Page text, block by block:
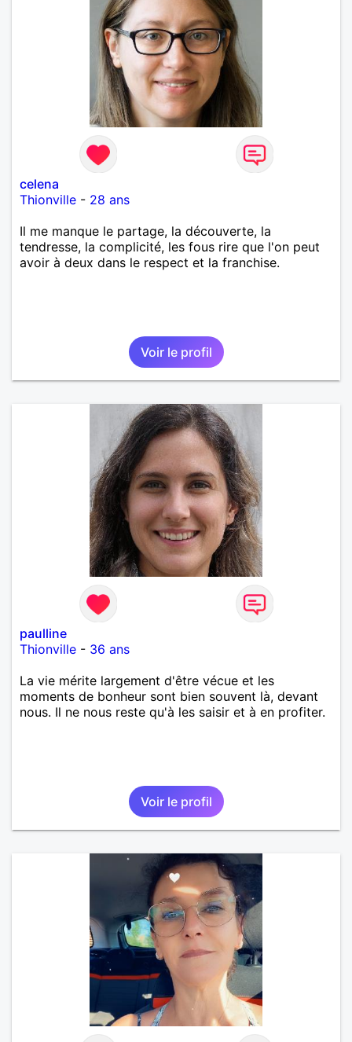
celena
Thionville - 28 ans
Il me manque le partage, la découverte, la
tendresse, la complicité, les fous rire que l'on peut
avoir à deux dans le respect et la franchise.
Voir le profil
paulline
Thionville - 36 ans
La vie mérite largement d'être vécue et les
moments de bonheur sont bien souvent là, devant
nous. Il ne nous reste qu'à les saisir et à en profiter.
Voir le profil